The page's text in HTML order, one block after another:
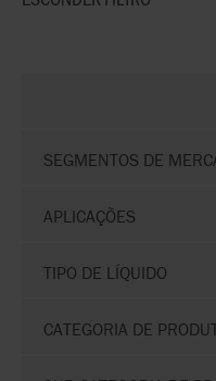
SEGMENTOS DE
APLICAÇÕES
TIPO DE LÍQUIDO
CATEGORIA DE